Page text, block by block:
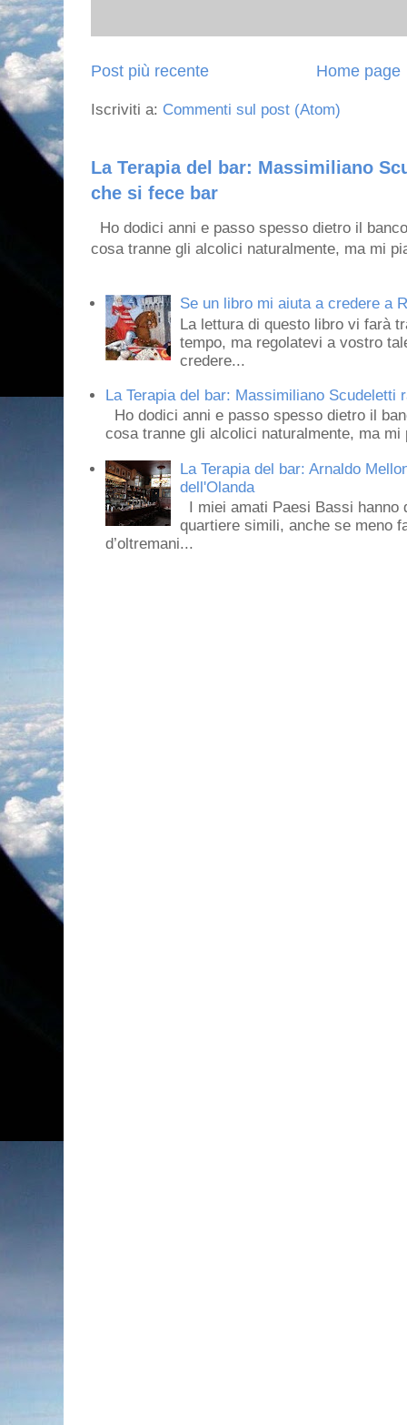
Post più recente Home page
Iscriviti a: Commenti sul post (Atom)
La Terapia del bar: Massimiliano
che si fece bar
Ho dodici anni e passo spesso dietro il
cosa tranne gli alcolici naturalmente, ma mi
Se un libro mi aiuta a credere a
La lettura di questo libro vi farà
tempo, ma regolatevi a vostro
credere...
La Terapia del bar: Massimiliano
Ho dodici anni e passo spesso dietro il
cosa tranne gli alcolici naturalmente, ma mi
La Terapia del bar: Arnaldo
dell'Olanda
I miei amati Paesi Bassi
quartiere simili, anche se meno
d’oltremani...